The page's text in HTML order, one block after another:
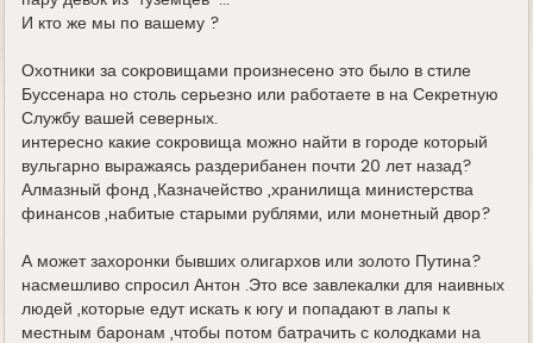
И кто же мы по вашему ?
Охотники за сокровищами произнесено это было в стиле
Буссенара но столь серьезно или работаете в на Секретную
Службу вашей северных.
интересно какие сокровища можно найти в городе который
вульгарно выражаясь раздерибанен почти 20 лет назад?
Алмазный фонд ,Казначейство ,хранилища министерства
финансов ,набитые старыми рублями, или монетный двор?
А может захоронки бывших олигархов или золото Путина?
насмешливо спросил Антон .Это все завлекалки для наивных
людей ,которые едут искать к югу и попадают в лапы к
местным баронам ,чтобы потом батрачить с колодками на